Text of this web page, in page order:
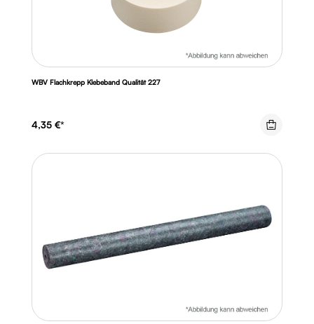
WBV Flachkrepp Klebeband Qualität 227
4,35 €*